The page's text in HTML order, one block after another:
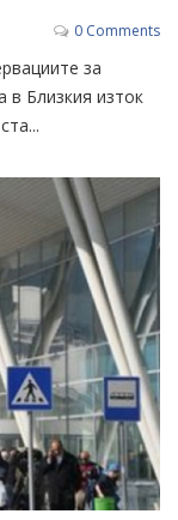
0 Comments
за
в Близкия изток